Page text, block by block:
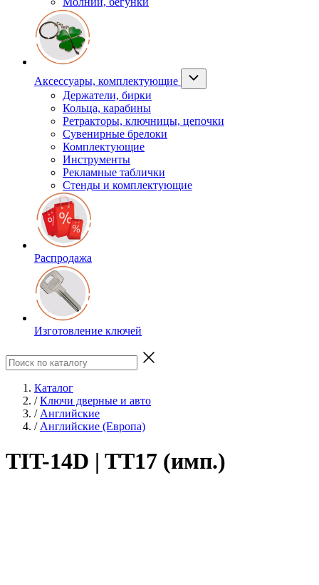
Аксессуары, комплектующие
Держатели, бирки
Кольца, карабины
Ретракторы, ключницы, цепочки
Сувенирные брелоки
Комплектующие
Инструменты
Рекламные таблички
Стенды и комплектующие
Распродажа
Изготовление ключей
Каталог
/ Ключи дверные и авто
/ Английские
/ Английские (Европа)
TIT-14D | TT17 (имп.)